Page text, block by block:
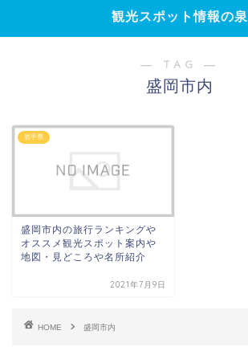
観光スポット情報の泉
― TAG ―
盛岡市内
岩手県
盛岡市内の旅行ランキングや
オススメ観光スポット案内や
地図・見どころや名所紹介
2021年7月9日
HOME 盛岡市内